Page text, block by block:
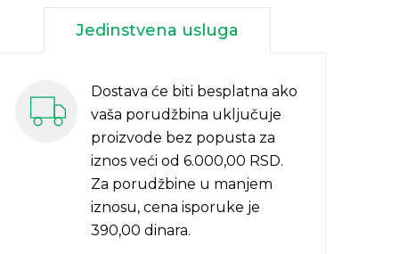
Jedinstvena usluga
Dostava će biti besplatna ako
vaša porudžbina uključuje
proizvode bez popusta za
iznos veći od 6.000,00 RSD.
Za porudžbine u manjem
iznosu, cena isporuke je
390,00 dinara.